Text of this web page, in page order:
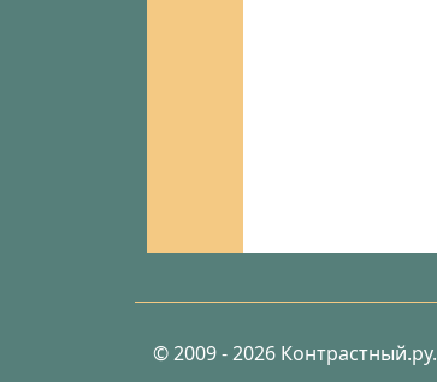
© 2009 - 2026 Контрастный.ру.